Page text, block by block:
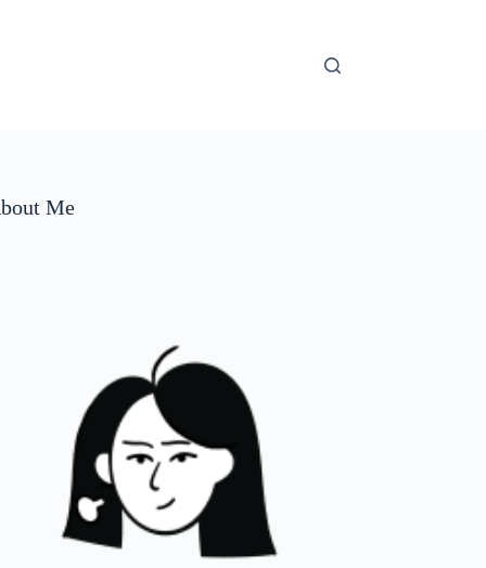
Me